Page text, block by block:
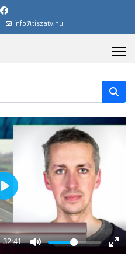
info@tiszatv.hu